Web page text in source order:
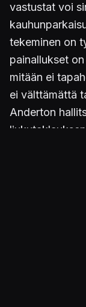
vastustat voi
tekeminen on
painallukset
mitään ei
ei välttämättä
Anderton